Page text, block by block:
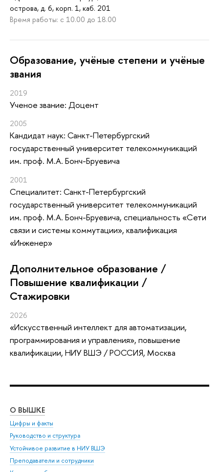
острова, д. 6, корп. 1, каб. 201
Время работы: c 10.00 до 18.00
Oбразование, учёные степени и учёные
звания
2019
Ученое звание: Доцент
2005
Кандидат наук: Санкт-Петербургский
государственный университет телекоммуникаций
им. проф. М.А. Бонч-Бруевича
2001
Специалитет: Санкт-Петербургский
государственный университет телекоммуникаций
им. проф. М.А. Бонч-Бруевича, специальность «Сети
связи и системы коммутации», квалификация
«Инженер»
Дополнительное образование /
Повышение квалификации /
Стажировки
2026
«Искусственный интеллект для автоматизации,
программирования и управления», повышение
квалификации, НИУ ВШЭ / РОССИЯ, Москва
О ВЫШКЕ
Цифры и факты
Руководство и структура
Устойчивое развитие в НИУ ВШЭ
Преподаватели и сотрудники